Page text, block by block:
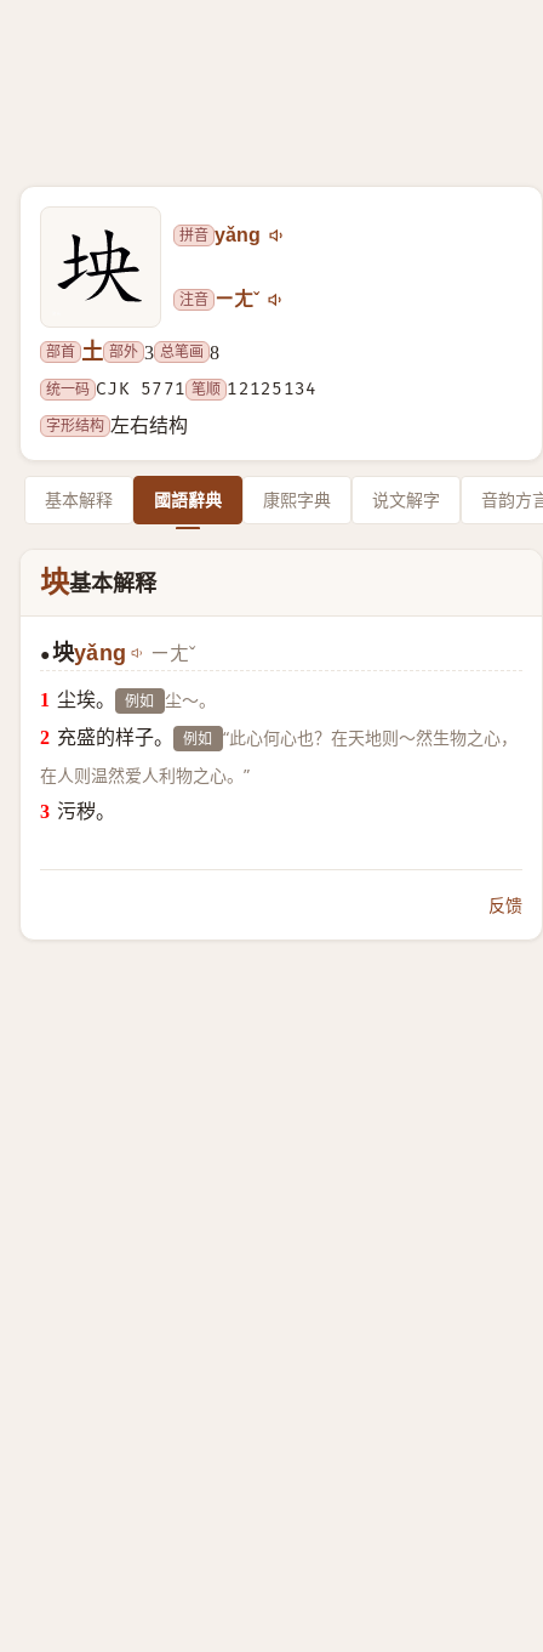
拼音 yǎng
注音 ㄧㄤˇ
部首 土 部外 3 总笔画 8
统一码 CJK 5771 笔顺 12125134
字形结构 左右结构
基本解释 國語辭典 康熙字典 说文解字 音韵方
坱基本解释
●坱yǎng ㄧㄤˇ
尘埃。 例如 尘～。
充盛的样子。 例如 “此心何心也？在天地则～然生物之心，
在人则温然爱人利物之心。”
污秽。
反馈